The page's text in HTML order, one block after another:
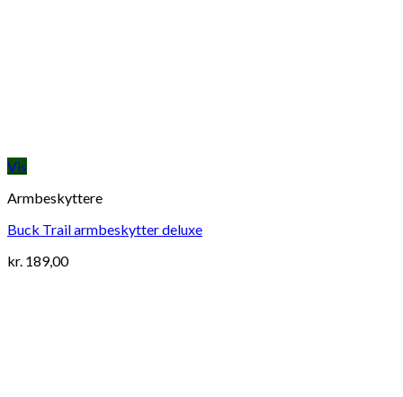
Vis
Armbeskyttere
Buck Trail armbeskytter deluxe
kr. 189,00